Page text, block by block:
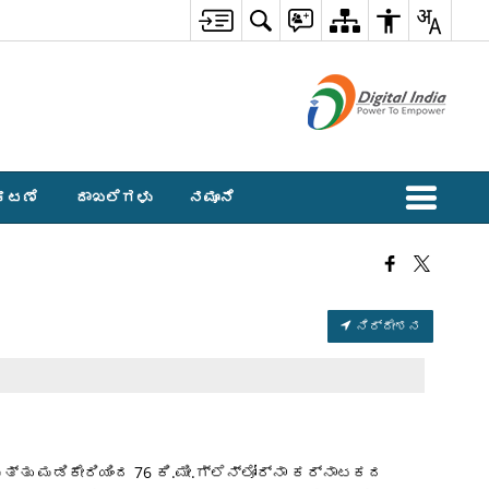
ದಾಖಲೆಗಳು ನಮೂನೆ
ನಿರ್ದೇಶನ
ಮಡಿಕೇರಿಯಿಂದ 76 ಕಿ.ಮೀ.ಗ್ಲೆನ್ಲೋರ್ನಾ ಕರ್ನಾಟಕದ